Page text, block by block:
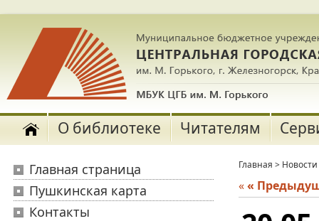
О библиотеке Читателям
Главная страница
Пушкинская карта
Контакты
Главная > Новости
««